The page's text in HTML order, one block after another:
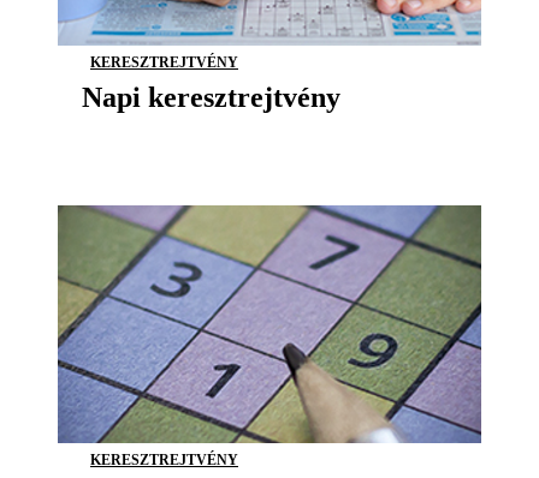
KERESZTREJTVÉNY
Napi keresztrejtvény
KERESZTREJTVÉNY